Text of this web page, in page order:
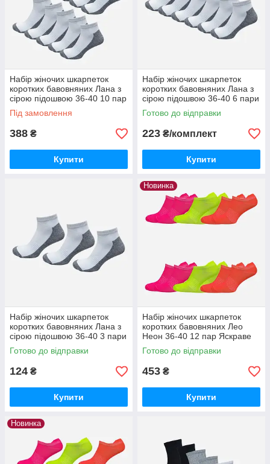
Набір жіночих шкарпеток
коротких бавовняних Лана з
сірою підошвою 36-40 10 пар
Білий/Сірий
Під замовлення
388 ₴
Купити
Набір жіночих шкарпеток
коротких бавовняних Лана з
сірою підошвою 36-40 6 пари
Білий/Сірий
Готово до відправки
223 ₴/комплект
Купити
Набір жіночих шкарпеток
коротких бавовняних Лана з
сірою підошвою 36-40 3 пари
Білий/Сірий
Готово до відправки
124 ₴
Купити
Новинка
Набір жіночих шкарпеток
коротких бавовняних Лео
Неон 36-40 12 пар Яскраве
асорті
Готово до відправки
453 ₴
Купити
Новинка